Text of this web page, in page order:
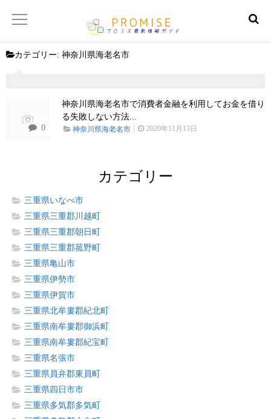
【サイトマップ】
カテゴリー: 神奈川県海老名市
0
神奈川県海老名市で消費者金融を利用してお金を借り
る失敗しない方法...
神奈川県海老名市 2020年11月13日
カテゴリー
三重県いなべ市
三重県三重郡川越町
三重県三重郡朝日町
三重県三重郡菰野町
三重県亀山市
三重県伊勢市
三重県伊賀市
三重県北牟婁郡紀北町
三重県南牟婁郡御浜町
三重県南牟婁郡紀宝町
三重県名張市
三重県員弁郡東員町
三重県四日市市
三重県多気郡多気町